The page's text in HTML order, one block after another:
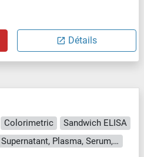
Détails
Colorimetric
Sandwich ELISA
Cell Culture Supernatant, Plasma, Serum, Tissue Homogenate